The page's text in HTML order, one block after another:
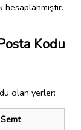
Kodu
olan yerler:
Semt